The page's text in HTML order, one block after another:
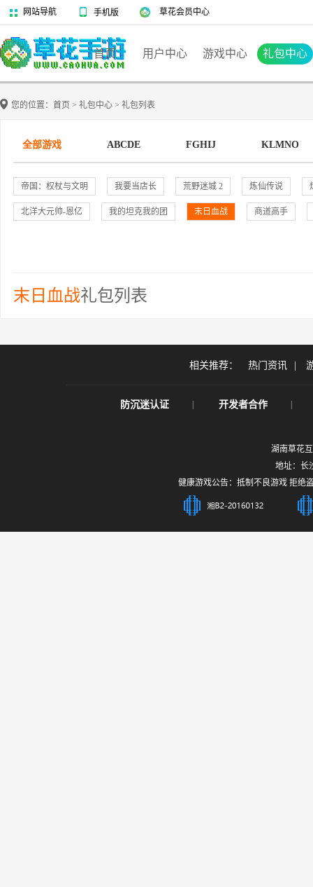
网站导航 手机版 草花会员中心
首页 用户中心 游戏中心 礼包中心
您的位置： 首页 > 礼包中心 > 礼包列表
全部游戏 ABCDE FGHIJ KLMNO
帝国：权杖与文明 我要当店长 荒野迷城 2 炼仙传说
北洋大元帅-恩亿 我的坦克我的团 末日血战 商道高手
末日血战礼包列表
相关推荐： 热门资讯
防沉迷认证 开发者合作
湖南草花
地址：长
健康游戏公告：抵制不良游戏 拒绝